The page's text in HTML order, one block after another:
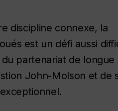
discipline connexe, la
est un défi aussi
partenariat de longue
John-Molson et de